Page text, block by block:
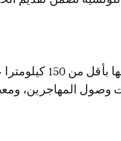
وتسجل تونس، التي تبعد بعض أجزاء الساحل منها بأقل
وصول المهاجرين،